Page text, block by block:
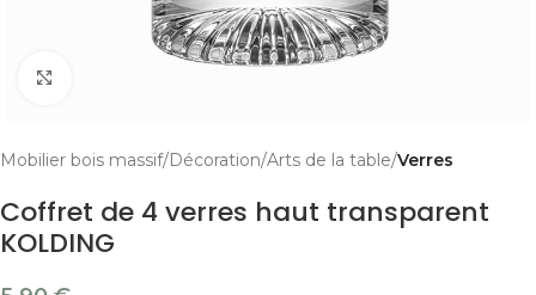
Mobilier bois massif Décoration Arts de la table Verres
Coffret de 4 verres haut transparent
KOLDING